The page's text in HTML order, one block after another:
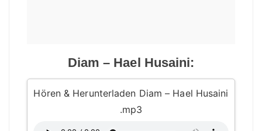
Diam – Hael Husaini:
Hören & Herunterladen Diam – Hael Husaini
.mp3